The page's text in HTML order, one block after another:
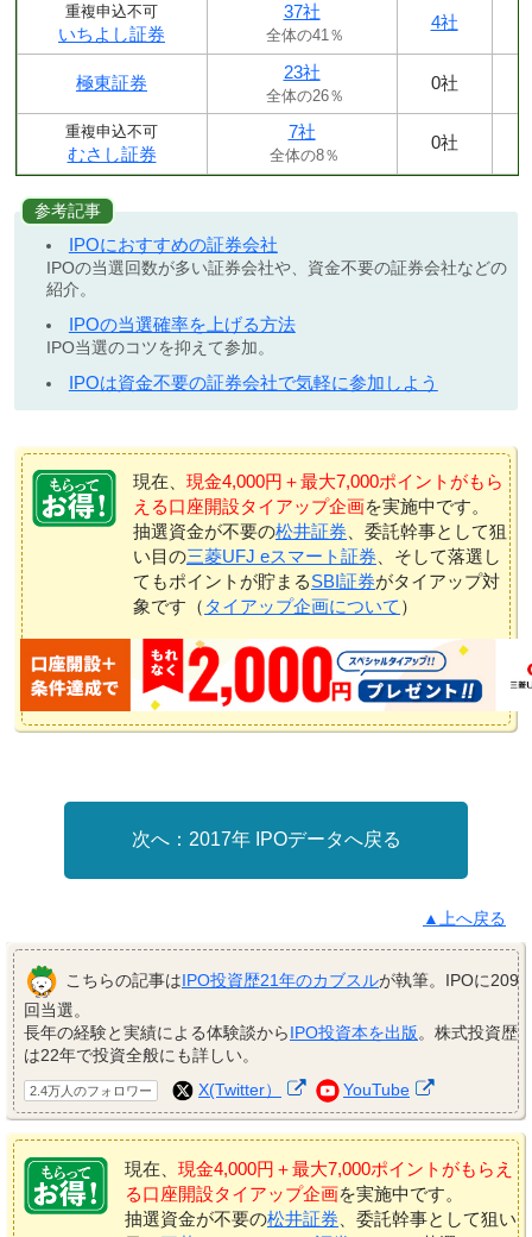
重複申込不可
いちよし証券
37社
全体の41％
4社
極東証券
23社
全体の26％
0社
重複申込不可
むさし証券
7社
全体の8％
0社
参考記事
IPOにおすすめの証券会社
IPOの当選回数が多い証券会社や、資金不要の証券会社などの
紹介。
IPOの当選確率を上げる方法
IPO当選のコツを抑えて参加。
IPOは資金不要の証券会社で気軽に参加しよう
現在、 現金4,000円＋最大7,000ポイントがもら
える口座開設タイアップ企画を実施中です。
抽選資金が不要の松井証券 、委託幹事として狙
い目の三菱UFJ eスマート証券 、そして落選し
てもポイントが貯まるSBI証券がタイアップ対
象です（ タイアップ企画について ）
2017年 IPOデータへ戻る
▲上へ戻る
こちらの記事はIPO投資歴21年のカブスルが執筆。IPOに209
回当選。
長年の経験と実績による体験談からIPO投資本を出版。株式投資歴
は22年で投資全般にも詳しい。
2.4万人のフォロワー X(Twitter） YouTube
現在、 現金4,000円＋最大7,000ポイントがもらえ
る口座開設タイアップ企画を実施中です。
抽選資金が不要の松井証券 、委託幹事として狙い